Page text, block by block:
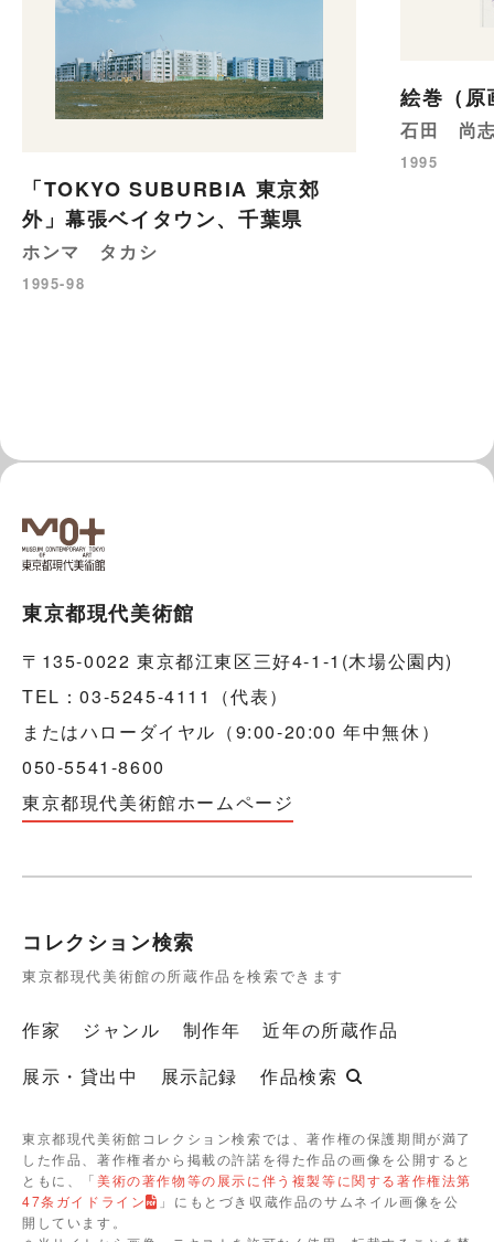
「TOKYO SUBURBIA 東京郊
外」幕張ベイタウン、千葉県
ホンマ タカシ
1995-98
絵巻（原
石田 尚
1995
東京都現代美術館
〒135-0022 東京都江東区三好4-1-1(木場公園内)
TEL：03-5245-4111（代表）
またはハローダイヤル（9:00-20:00 年中無休）
050-5541-8600
東京都現代美術館ホームページ
コレクション検索
東京都現代美術館の所蔵作品を検索できます
作家 ジャンル 制作年
近年の所蔵作品
展示・貸出中
展示記録 作品検索
東京都現代美術館コレクション検索では、著作権の保護期間が満了
した作品、著作権者から掲載の許諾を得た作品の画像を公開すると
ともに、「美術の著作物等の展示に伴う複製等に関する著作権法第
47条ガイドライン
」にもとづき収蔵作品のサムネイル画像を公
開しています。